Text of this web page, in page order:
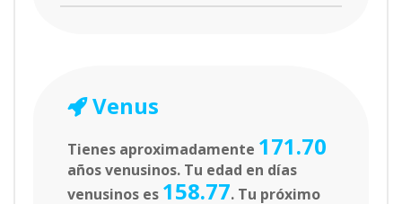
Venus
Tienes aproximadamente 171.70
años venusinos. Tu edad en días
venusinos es 158.77. Tu próximo